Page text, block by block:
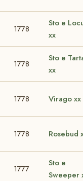
1778
Sto e
xx
1778
Sto e
xx
1778 Virago xx
1778 Rosebud
1777
Sto e
Sweeper